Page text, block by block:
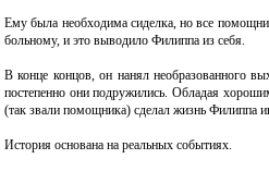
Ему была необходима сиделка, но все
больному, и это выводило Филиппа из себя.
В конце концов, он нанял необразованного
постепенно они подружились. Обладая
(так звали помощника) сделал жизнь Филиппа
История основана на реальных событиях.